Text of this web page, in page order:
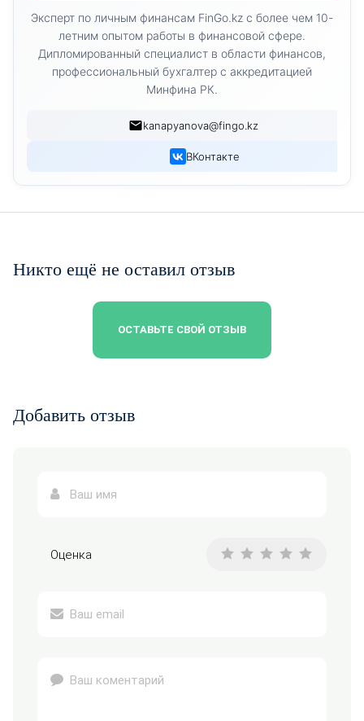
Эксперт по личным финансам FinGo.kz с более чем 10-
летним опытом работы в финансовой сфере.
Дипломированный специалист в области финансов,
профессиональный бухгалтер с аккредитацией
Минфина РК.
kanapyanova@fingo.kz
ВКонтакте
Никто ещё не оставил отзыв
ОСТАВЬТЕ СВОЙ ОТЗЫВ
Добавить отзыв
Оценка